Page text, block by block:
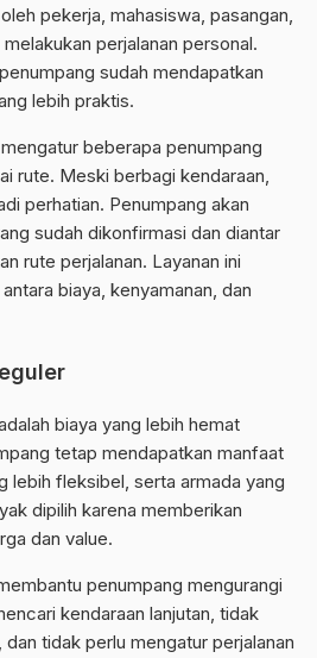
pekerja, mahasiswa, pasangan,
perjalanan personal.
sudah mendapatkan
lebih praktis.
beberapa penumpang
rute. Meski berbagi kendaraan,
perhatian. Penumpang akan
sudah dikonfirmasi dan diantar
rute perjalanan. Layanan ini
biaya, kenyamanan, dan
biaya yang lebih hemat
tetap mendapatkan manfaat
lebih fleksibel, serta armada yang
dipilih karena memberikan
dan value.
penumpang mengurangi
kendaraan lanjutan, tidak
tidak perlu mengatur perjalanan